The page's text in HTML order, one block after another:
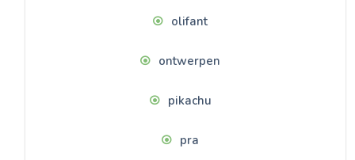
olifant
ontwerpen
pikachu
pra